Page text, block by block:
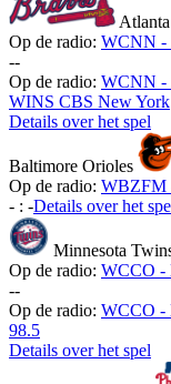
Op de radio: WCNN -
--
Op de radio: WCNN -
WINS CBS New York
Details over het spel
Baltimore Orioles
Op de radio: WBZFM
- : -Details over het
Minnesota
Op de radio: WCCO -
--
Op de radio: WCCO -
98.5
Details over het spel